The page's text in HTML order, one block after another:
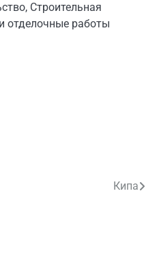
Строительная
отделочные работы
Кипа